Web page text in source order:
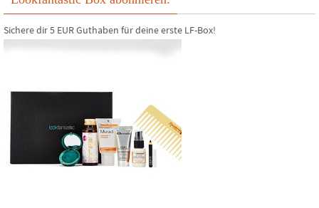
Sichere dir 5 EUR Guthaben für deine erste LF-Box!